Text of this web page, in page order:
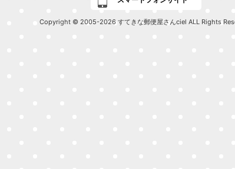
Copyright © 2005-2026 すてきな郵便屋さんciel ALL Rights